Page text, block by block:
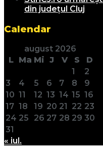
din județul Cluj
Calendar
august 2026
L Ma Mi J V S
D
1
2
3
4 5 6 7 8
9
10 11 12 13 14 15 16
17 18 19 20 21 22 23
24 25 26 27 28 29 30
31
« iul.